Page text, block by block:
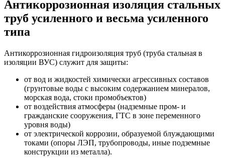
Антикоррозионная изоляция стальных
труб усиленного и весьма усиленного
типа
Антикоррозионная гидроизоляция труб (труба стальная в
изоляции ВУС) служит для защиты:
от вод и жидкостей химически агрессивных составов
(грунтовые воды с высоким содержанием минералов,
морская вода, стоки промобъектов)
от воздействия атмосферы (надземные пром- и
гражданские сооружения, ГТС в зоне переменного
уровня воды)
от электрической коррозии, образуемой блуждающими
токами (опоры ЛЭП, трубопроводы, иные подземные
конструкции из металла).